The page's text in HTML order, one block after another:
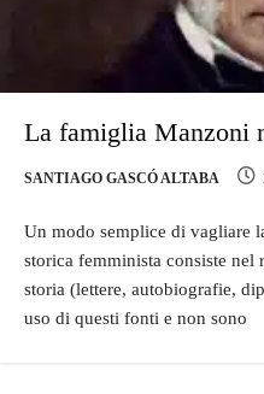
La famiglia Manzoni
SANTIAGO GASCÓ ALTABA
Un modo semplice di vagliare
storica femminista consiste
storia (lettere, autobiografie,
uso di questi fonti e non sono